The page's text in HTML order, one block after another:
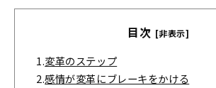
目次 [非表示]
1.変革のステップ
2.感情が変革にブレーキをかける